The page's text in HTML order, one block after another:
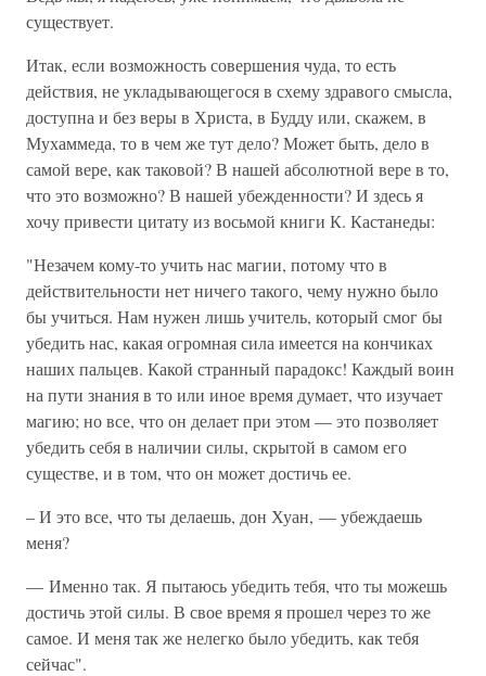
существует.
Итак, если возможность совершения чуда, то есть
действия, не укладывающегося в схему здравого смысла,
доступна и без веры в Христа, в Будду или, скажем, в
Мухаммеда, то в чем же тут дело? Может быть, дело в
самой вере, как таковой? В нашей абсолютной вере в то,
что это возможно? В нашей убежденности? И здесь я
хочу привести цитату из восьмой книги К. Кастанеды:
"Незачем кому-то учить нас магии, потому что в
действительности нет ничего такого, чему нужно было
бы учиться. Нам нужен лишь учитель, который смог бы
убедить нас, какая огромная сила имеется на кончиках
наших пальцев. Какой странный парадокс! Каждый воин
на пути знания в то или иное время думает, что изучает
магию; но все, что он делает при этом — это позволяет
убедить себя в наличии силы, скрытой в самом его
существе, и в том, что он может достичь ее.
– И это все, что ты делаешь, дон Хуан, — убеждаешь
меня?
— Именно так. Я пытаюсь убедить тебя, что ты можешь
достичь этой силы. В свое время я прошел через то же
самое. И меня так же нелегко было убедить, как тебя
сейчас".